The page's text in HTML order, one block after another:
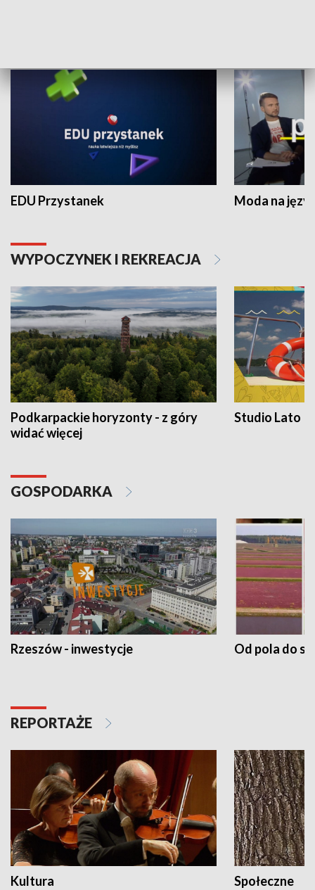
EDU Przystanek Moda na
WYPOCZYNEK I REKREACJA
Podkarpackie horyzonty - z góry
widać więcej
Studio Lato
GOSPODARKA
Rzeszów - inwestycje Od pola do
REPORTAŻE
Kultura Społeczne